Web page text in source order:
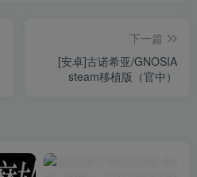
下一篇
[安卓]古诺希亚/GNOSIA
steam移植版（官中）